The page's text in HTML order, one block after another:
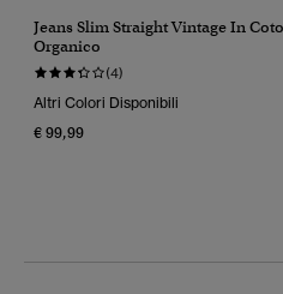
Jeans Slim Straight Vintage In
Organico
(4)
Altri Colori Disponibili
€ 99,99